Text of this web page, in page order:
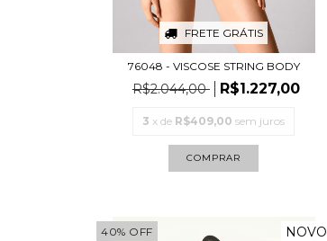
FRETE GRÁTIS
76048 - VISCOSE STRING BODY
R$2.044,00 R$1.227,00
3 x de R$409,00 sem juros
COMPRAR
40% OFF NOVO